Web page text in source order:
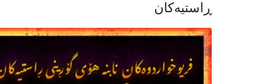
ڕاستیەکان